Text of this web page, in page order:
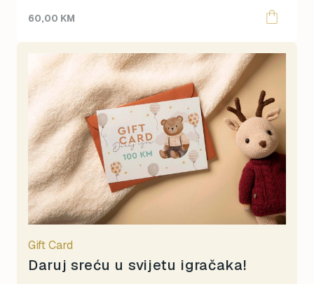
60,00 KM
Gift Card
Daruj sreću u svijetu igračaka!